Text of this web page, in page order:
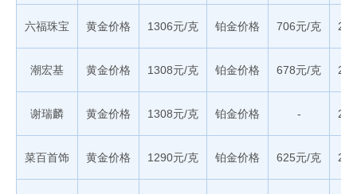
六福珠宝 黄金价格 1306元/克 铂金价格 706元/克
潮宏基 黄金价格 1308元/克 铂金价格 678元/克
谢瑞麟 黄金价格 1308元/克 铂金价格 -
菜百首饰 黄金价格 1290元/克 铂金价格 625元/克